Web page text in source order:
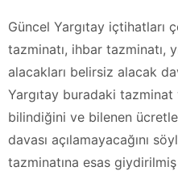
Güncel Yargıtay içtihatları
tazminatı, ihbar tazminatı,
alacakları belirsiz alacak
Yargıtay buradaki
bilindiğini ve bilenen
davası açılamayacağını
tazminatına esas